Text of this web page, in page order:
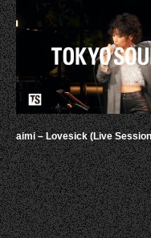
aimi – Lovesick (Live